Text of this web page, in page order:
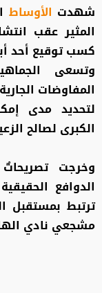
شهدت الأوساط
المثير عقب
كسب توقيع أحد
وتسعى
المفاوضات
لتحديد مدى
الكبرى لصالح
وخرجت
الدوافع
ترتبط بمستقبل
مشجعي نادي